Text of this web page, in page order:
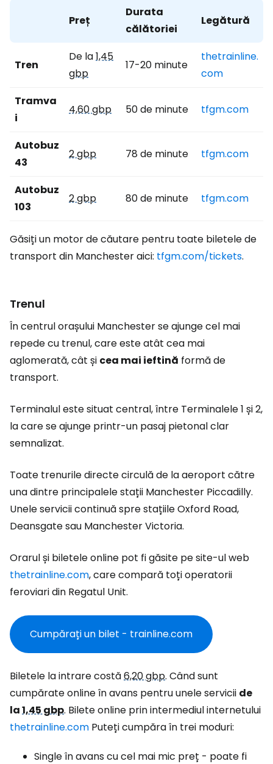
Preț
Durata
călătoriei
Legătură
Tren
De la1,45
gbp
17-20 minute
thetrainline.
com
Tramva
i
4,60 gbp 50 de minute tfgm.com
Autobuz
43
2 gbp 78 de minute tfgm.com
Autobuz
103
2 gbp 80 de minute tfgm.com
Găsiți un motor de căutare pentru toate biletele de
transport din Manchester aici: tfgm.com/tickets.
Trenul
În centrul orașului Manchester se ajunge cel mai
repede cu trenul, care este atât cea mai
aglomerată, cât și cea mai ieftină formă de
transport.
Terminalul este situat central, între Terminalele 1 și 2,
la care se ajunge printr-un pasaj pietonal clar
semnalizat.
Toate trenurile directe circulă de la aeroport către
una dintre principalele stații Manchester Piccadilly.
Unele servicii continuă spre stațiile Oxford Road,
Deansgate sau Manchester Victoria.
Orarul și biletele online pot fi găsite pe site-ul web
thetrainline.com,care compară toți operatorii
feroviari din Regatul Unit.
Cumpărați un bilet - trainline.com
Biletele la intrare costă6,20 gbp. Când sunt
cumpărate online în avans pentru unele servicii de
la1,45 gbp. Bilete online prin intermediul internetului
thetrainline.com Puteți cumpăra în trei moduri:
Single în avans cu cel mai mic preț - poate fi